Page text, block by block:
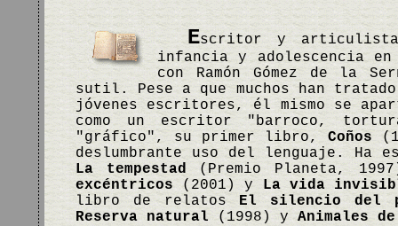
Escritor y articulista
infancia y adolescencia en
con Ramón Gómez de la
sutil. Pese a que muchos han
jóvenes escritores, él mismo se
como un escritor "barroco,
"gráfico", su primer libro, Coños
deslumbrante uso del lenguaje. Ha
La tempestad (Premio Planeta,
excéntricos (2001) y La vida
libro de relatos El silencio del
Reserva natural(1998) yAnimales